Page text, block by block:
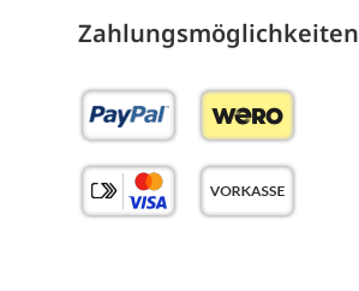
Zahlungs­möglich­keiten